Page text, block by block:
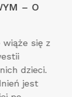
– O
się z
dzieci.
jest